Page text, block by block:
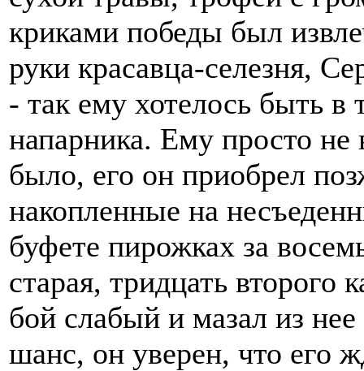
криками победы был
руки красавца-селезня,
- так ему хотелось быть в
напарника. Ему просто не
было, его он приобрел
накопленные на
буфете пирожках за
старая, тридцать второго
бой слабый и мазал из
шанс, он уверен, что его